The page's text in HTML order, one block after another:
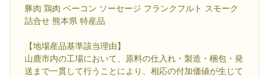
豚肉 鶏肉 ベーコン ソーセージ フランクフルト スモーク
詰合せ 熊本県 特産品
【地場産品基準該当理由】
山鹿市内の工場において、原料の仕入れ・製造・梱包・発
送まで一貫して行うことにより、相応の付加価値が生じて